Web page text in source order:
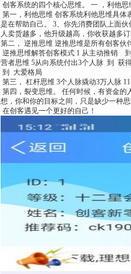
创客系统的四个核心思维。 一 ，利他
第一，利他思维 创客系统利他思维具
是在帮助自己。 3、你先消费团队上面
人卖货越多，他升级越高，你收获越多
第二， 逆推思维 逆推思维是所有创客
逆推思维解答创客模式 1 从主动推销
营者思维 5从向系统付出3个人脉 到 获
到 大爱格局
第三， 杠杆思维 3个人脉撬动3万人脉
第四，裂变思维。 任何时候，有资金
想，你和你的目标之间，只是缺少一种
在创客遇见一个更好的自己！